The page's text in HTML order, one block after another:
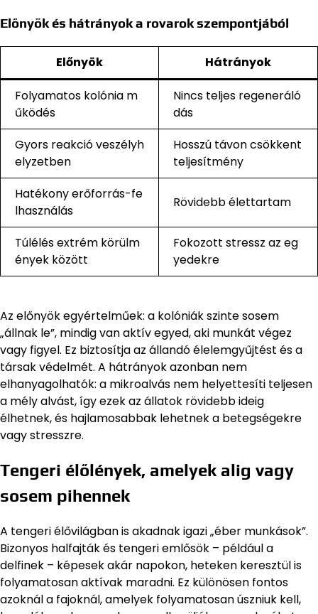
Előnyök és hátrányok a rovarok szempontjából
Előnyök Hátrányok
Folyamatos kolónia m
űködés
Nincs teljes regeneráló
dás
Gyors reakció veszélyh
elyzetben
Hosszú távon csökkent
teljesítmény
Hatékony erőforrás-fe
lhasználás
Rövidebb élettartam
Túlélés extrém körülm
ények között
Fokozott stressz az eg
yedekre
Az előnyök egyértelműek: a kolóniák szinte sosem
„állnak le”, mindig van aktív egyed, aki munkát végez
vagy figyel. Ez biztosítja az állandó élelemgyűjtést és a
társak védelmét. A hátrányok azonban nem
elhanyagolhatók: a mikroalvás nem helyettesíti teljesen
a mély alvást, így ezek az állatok rövidebb ideig
élhetnek, és hajlamosabbak lehetnek a betegségekre
vagy stresszre.
Tengeri élőlények, amelyek alig vagy
sosem pihennek
A tengeri élővilágban is akadnak igazi „éber munkások”.
Bizonyos halfajták és tengeri emlősök – például a
delfinek – képesek akár napokon, heteken keresztül is
folyamatosan aktívak maradni. Ez különösen fontos
azoknál a fajoknál, amelyek folyamatosan úszniuk kell,